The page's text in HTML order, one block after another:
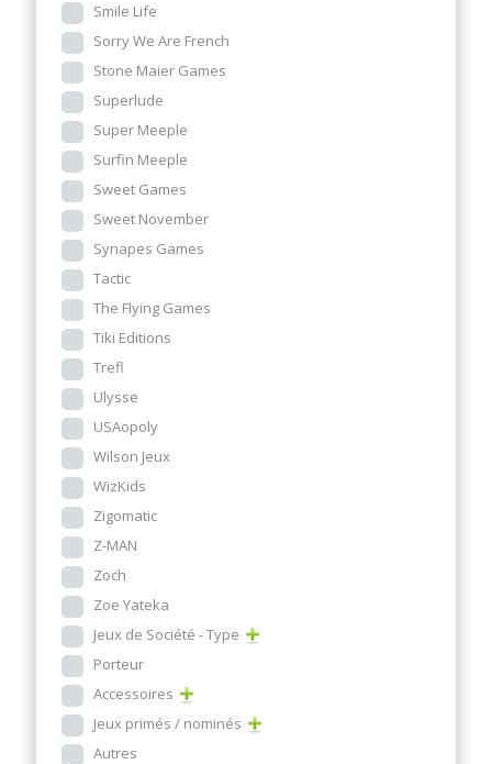
Smile Life
Sorry We Are French
Stone Maier Games
Superlude
Super Meeple
Surfin Meeple
Sweet Games
Sweet November
Synapes Games
Tactic
The Flying Games
Tiki Editions
Trefl
Ulysse
USAopoly
Wilson Jeux
WizKids
Zigomatic
Z-MAN
Zoch
Zoe Yateka
Jeux de Société - Type
Porteur
Accessoires
Jeux primés / nominés
Autres